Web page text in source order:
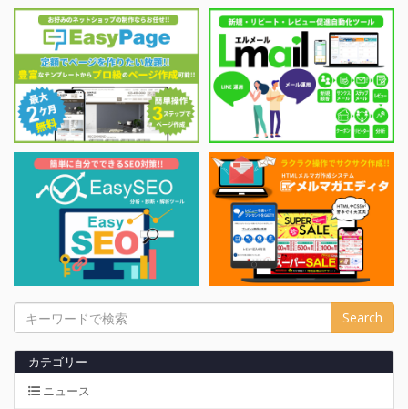
カテゴリー
ニュース